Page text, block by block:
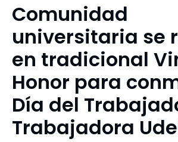
Comunidad
universitaria se
en tradicional
Honor para
Día del
Trabajadora